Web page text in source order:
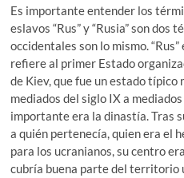
Es importante entender los
eslavos “Rus” y “Rusia” son
occidentales son lo mismo.
refiere al primer Estado
de Kiev, que fue un estado típico
mediados del siglo IX a
importante era la dinastía. Tras
a quién pertenecía, quien era el
para los ucranianos, su centro
cubría buena parte del territorio